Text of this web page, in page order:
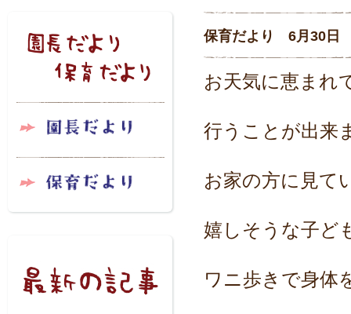
保育だより 6月30日
お天気に恵まれ
行うことが出来
お家の方に見て
嬉しそうな子ど
ワニ歩きで身体